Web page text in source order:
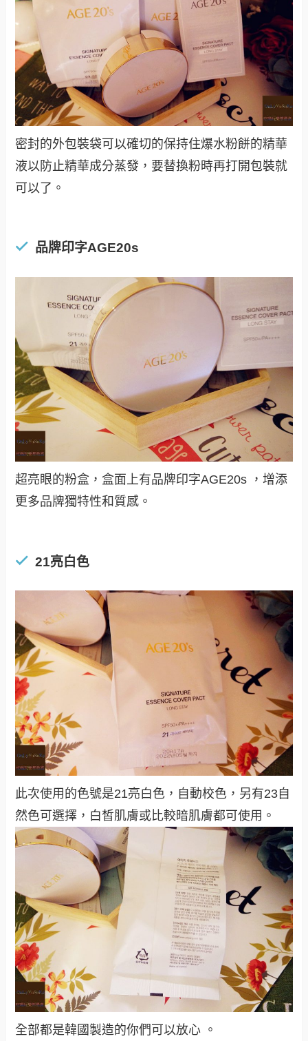
密封的外包裝袋可以確切的保持住爆水粉餅的精華
液以防止精華成分蒸發，要替換粉時再打開包裝就
可以了。
品牌印字AGE20s
超亮眼的粉盒，盒面上有品牌印字AGE20s ，增添
更多品牌獨特性和質感 。
21亮白色
此次使用的色號是21亮白色，自動校色，另有23自
然色可選擇，白皙肌膚或比較暗肌膚都可使用 。
全部都是韓國製造的你們可以放心 。